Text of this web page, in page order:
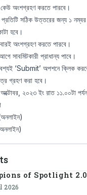
অংশগ্রহণ করতে পারবে।
সঠিক উত্তরের জন্য ১
হবে।
অংশগ্রহণ করতে পারবে।
সাবমিটকারী প্রাধান্য পাবে।
‘Submit’ অপশনে ক্লিক
গ্রহণ করা হবে।
২০২৩ ইং রাত ১১.০০টা
of Spotlight
2026